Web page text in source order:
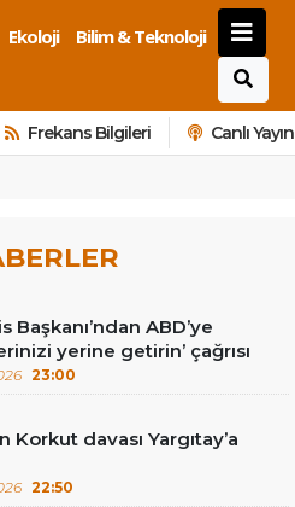
Ekoloji
Bilim & Teknoloji
Frekans Bilgileri Canlı Yayın
Başkanı’ndan ABD’ye
yerine getirin’ çağrısı
23:00
Korkut davası Yargıtay’a
22:50